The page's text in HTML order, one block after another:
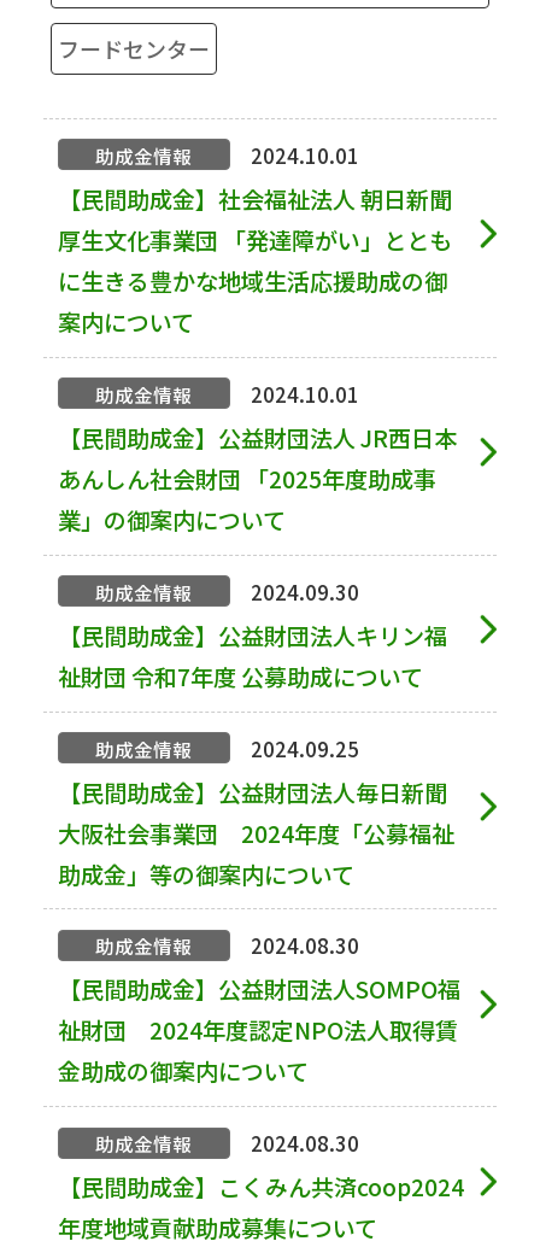
フードセンター
助成金情報 2024.10.01
【民間助成金】社会福祉法人 朝日新聞
厚生文化事業団 「発達障がい」ととも
に生きる豊かな地域生活応援助成の御
案内について
助成金情報 2024.10.01
【民間助成金】公益財団法人 JR西日本
あんしん社会財団 「2025年度助成事
業」の御案内について
助成金情報 2024.09.30
【民間助成金】公益財団法人キリン福
祉財団 令和7年度 公募助成について
助成金情報 2024.09.25
【民間助成金】公益財団法人毎日新聞
大阪社会事業団 2024年度「公募福祉
助成金」等の御案内について
助成金情報 2024.08.30
【民間助成金】公益財団法人SOMPO福
祉財団 2024年度認定NPO法人取得賃
金助成の御案内について
助成金情報 2024.08.30
【民間助成金】こくみん共済coop2024
年度地域貢献助成募集について